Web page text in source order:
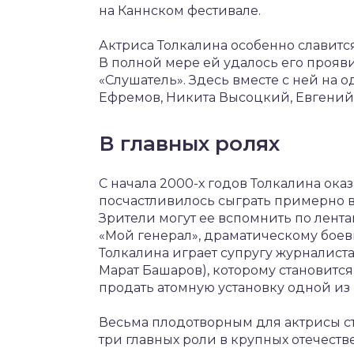
на Каннском фестивале.
Актриса Толкалина особенно
В полной мере ей удалось его
«Слушатель». Здесь вместе с ней
Ефремов, Никита Высоцкий,
В главных ролях
С начала 2000-х годов Толкалина
посчастливилось сыграть примерно
Зрители могут ее вспомнить по
«Мой генерал», драматическому
Толкалина играет супругу
Марат Башаров), которому
продать атомную установку одной из
Весьма плодотворным для актрисы
три главных роли в крупных